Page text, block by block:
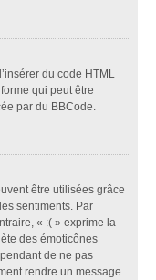
du code HTML
qui peut être
par du BBCode.
être utilisées grâce
sentiments. Par
« :( » exprime la
des émoticônes
de ne pas
rendre un message